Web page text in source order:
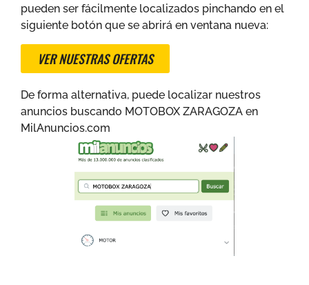
pueden ser fácilmente localizados pinchando en el
siguiente botón que se abrirá en ventana nueva:
VER NUESTRAS OFERTAS
De forma alternativa, puede localizar nuestros
anuncios buscando MOTOBOX ZARAGOZA en
MilAnuncios.com